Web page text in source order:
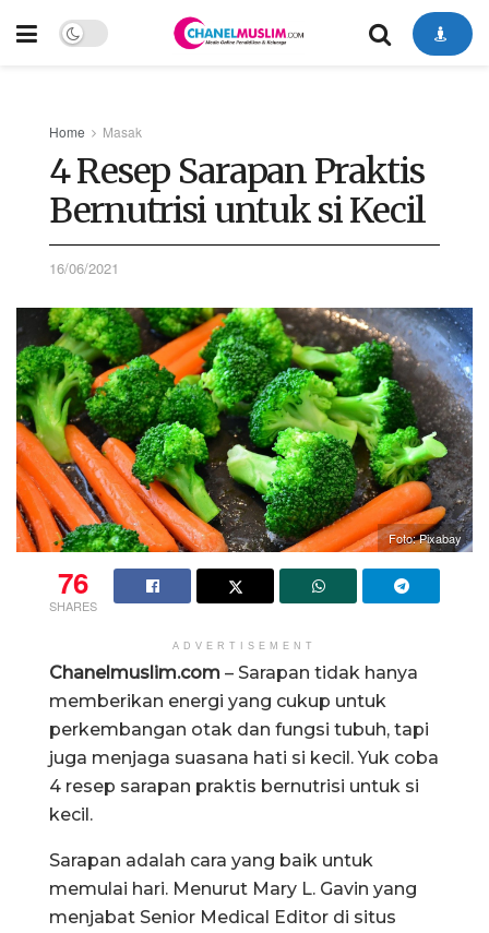
Home Masak
4 Resep Sarapan Praktis
Bernutrisi untuk si Kecil
16/06/2021
Foto: Pixabay
76
SHARES
ADVERTISEMENT
Chanelmuslim.com – Sarapan tidak hanya
memberikan energi yang cukup untuk
perkembangan otak dan fungsi tubuh, tapi
juga menjaga suasana hati si kecil. Yuk coba
4 resep sarapan praktis bernutrisi untuk si
kecil.
Sarapan adalah cara yang baik untuk
memulai hari. Menurut Mary L. Gavin yang
menjabat Senior Medical Editor di situs